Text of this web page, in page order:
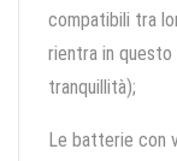
compatibili tra
rientra in
tranquillità);
Le batterie con